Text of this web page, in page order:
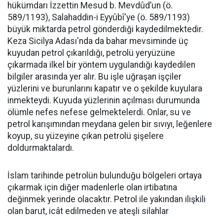
hükümdarı İzzettin Mesud b. Mevdûd’un (ö.
589/1193), Salahaddin-i Eyyûbî'ye (ö. 589/1193)
büyük miktarda petrol gönderdiği kaydedilmektedir.
Keza Sicilya Adası'nda da bahar mevsiminde üç
kuyudan petrol çıkarıldığı, petrolü yeryüzüne
çıkarmada ilkel bir yöntem uygulandığı kaydedilen
bilgiler arasında yer alır. Bu işle uğraşan işçiler
yüzlerini ve burunlarını kapatır ve o şekilde kuyulara
inmekteydi. Kuyuda yüzlerinin açılması durumunda
ölümle nefes nefese gelmektelerdi. Onlar, su ve
petrol karışımından meydana gelen bir sıvıyı, leğenlere
koyup, su yüzeyine çıkan petrolü şişelere
doldurmaktalardı.
İslam tarihinde petrolün bulunduğu bölgeleri ortaya
çıkarmak için diğer madenlerle olan irtibatına
değinmek yerinde olacaktır. Petrol ile yakından ilişkili
olan barut, icât edilmeden ve ateşli silahlar